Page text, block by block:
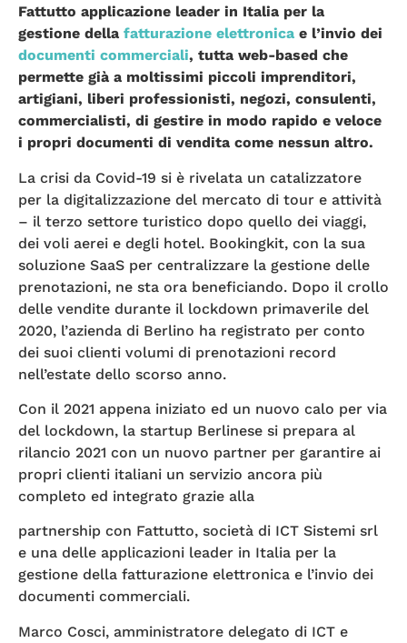
Fattutto applicazione leader in Italia per la
gestione della fatturazione elettronica e l’invio dei
documenti commerciali, tutta web-based che
permette già a moltissimi piccoli imprenditori,
artigiani, liberi professionisti, negozi, consulenti,
commercialisti, di gestire in modo rapido e veloce
i propri documenti di vendita come nessun altro.
La crisi da Covid-19 si è rivelata un catalizzatore
per la digitalizzazione del mercato di tour e attività
– il terzo settore turistico dopo quello dei viaggi,
dei voli aerei e degli hotel. Bookingkit, con la sua
soluzione SaaS per centralizzare la gestione delle
prenotazioni, ne sta ora beneficiando. Dopo il crollo
delle vendite durante il lockdown primaverile del
2020, l’azienda di Berlino ha registrato per conto
dei suoi clienti volumi di prenotazioni record
nell’estate dello scorso anno.
Con il 2021 appena iniziato ed un nuovo calo per via
del lockdown, la startup Berlinese si prepara al
rilancio 2021 con un nuovo partner per garantire ai
propri clienti italiani un servizio ancora più
completo ed integrato grazie alla
partnership con Fattutto, società di ICT Sistemi srl
e una delle applicazioni leader in Italia per la
gestione della fatturazione elettronica e l’invio dei
documenti commerciali.
Marco Cosci, amministratore delegato di ICT e